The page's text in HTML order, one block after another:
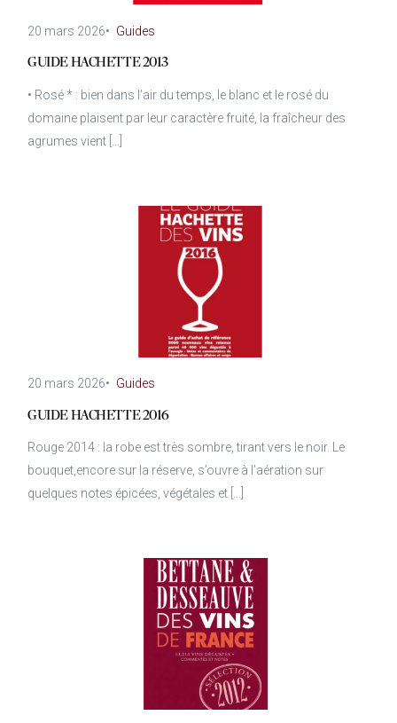
20 mars 2026• Guides
GUIDE HACHETTE 2013
• Rosé * : bien dans l’air du temps, le blanc et le rosé du
domaine plaisent par leur caractère fruité, la fraîcheur des
agrumes vient […]
20 mars 2026• Guides
GUIDE HACHETTE 2016
Rouge 2014 : la robe est très sombre, tirant vers le noir. Le
bouquet,encore sur la réserve, s’ouvre à l’aération sur
quelques notes épicées, végétales et […]